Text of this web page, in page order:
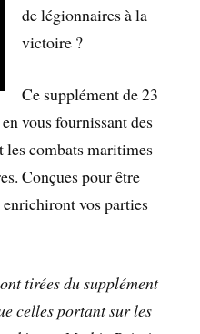
de légionnaires à la
victoire ?
Ce supplément de 23
vous fournissant des
les combats maritimes
Conçues pour être
enrichiront vos parties
tirées du supplément
celles portant sur les